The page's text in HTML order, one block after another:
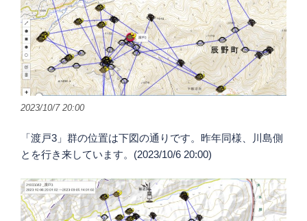
2023/10/7 20:00
「渡戸3」群の位置は下図の通りです。昨年同様、川島側
とを行き来しています。(2023/10/6 20:00)